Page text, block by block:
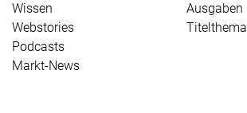
Wissen
Webstories
Podcasts
Markt-News
Ausgaben
Titelthema